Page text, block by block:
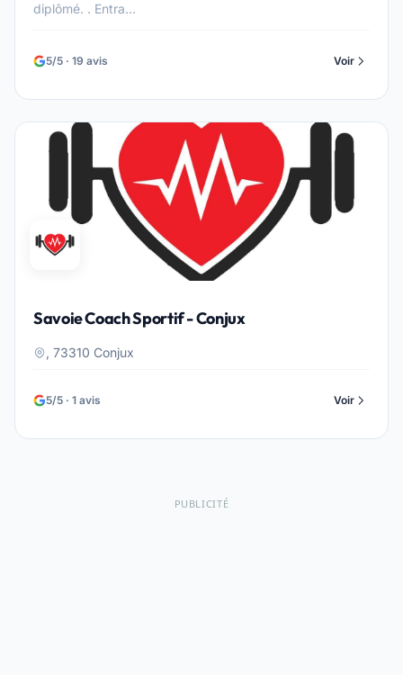
diplômé. . Entra...
5/5 · 19 avis Voir
Savoie Coach Sportif - Conjux
, 73310 Conjux
5/5 · 1 avis Voir
PUBLICITÉ